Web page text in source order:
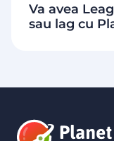
Va avea
sau lag cu